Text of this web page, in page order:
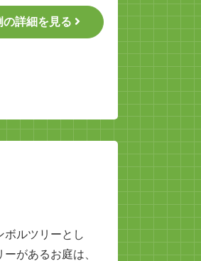
の詳細を見る
ボルツリーとし
があるお庭は、